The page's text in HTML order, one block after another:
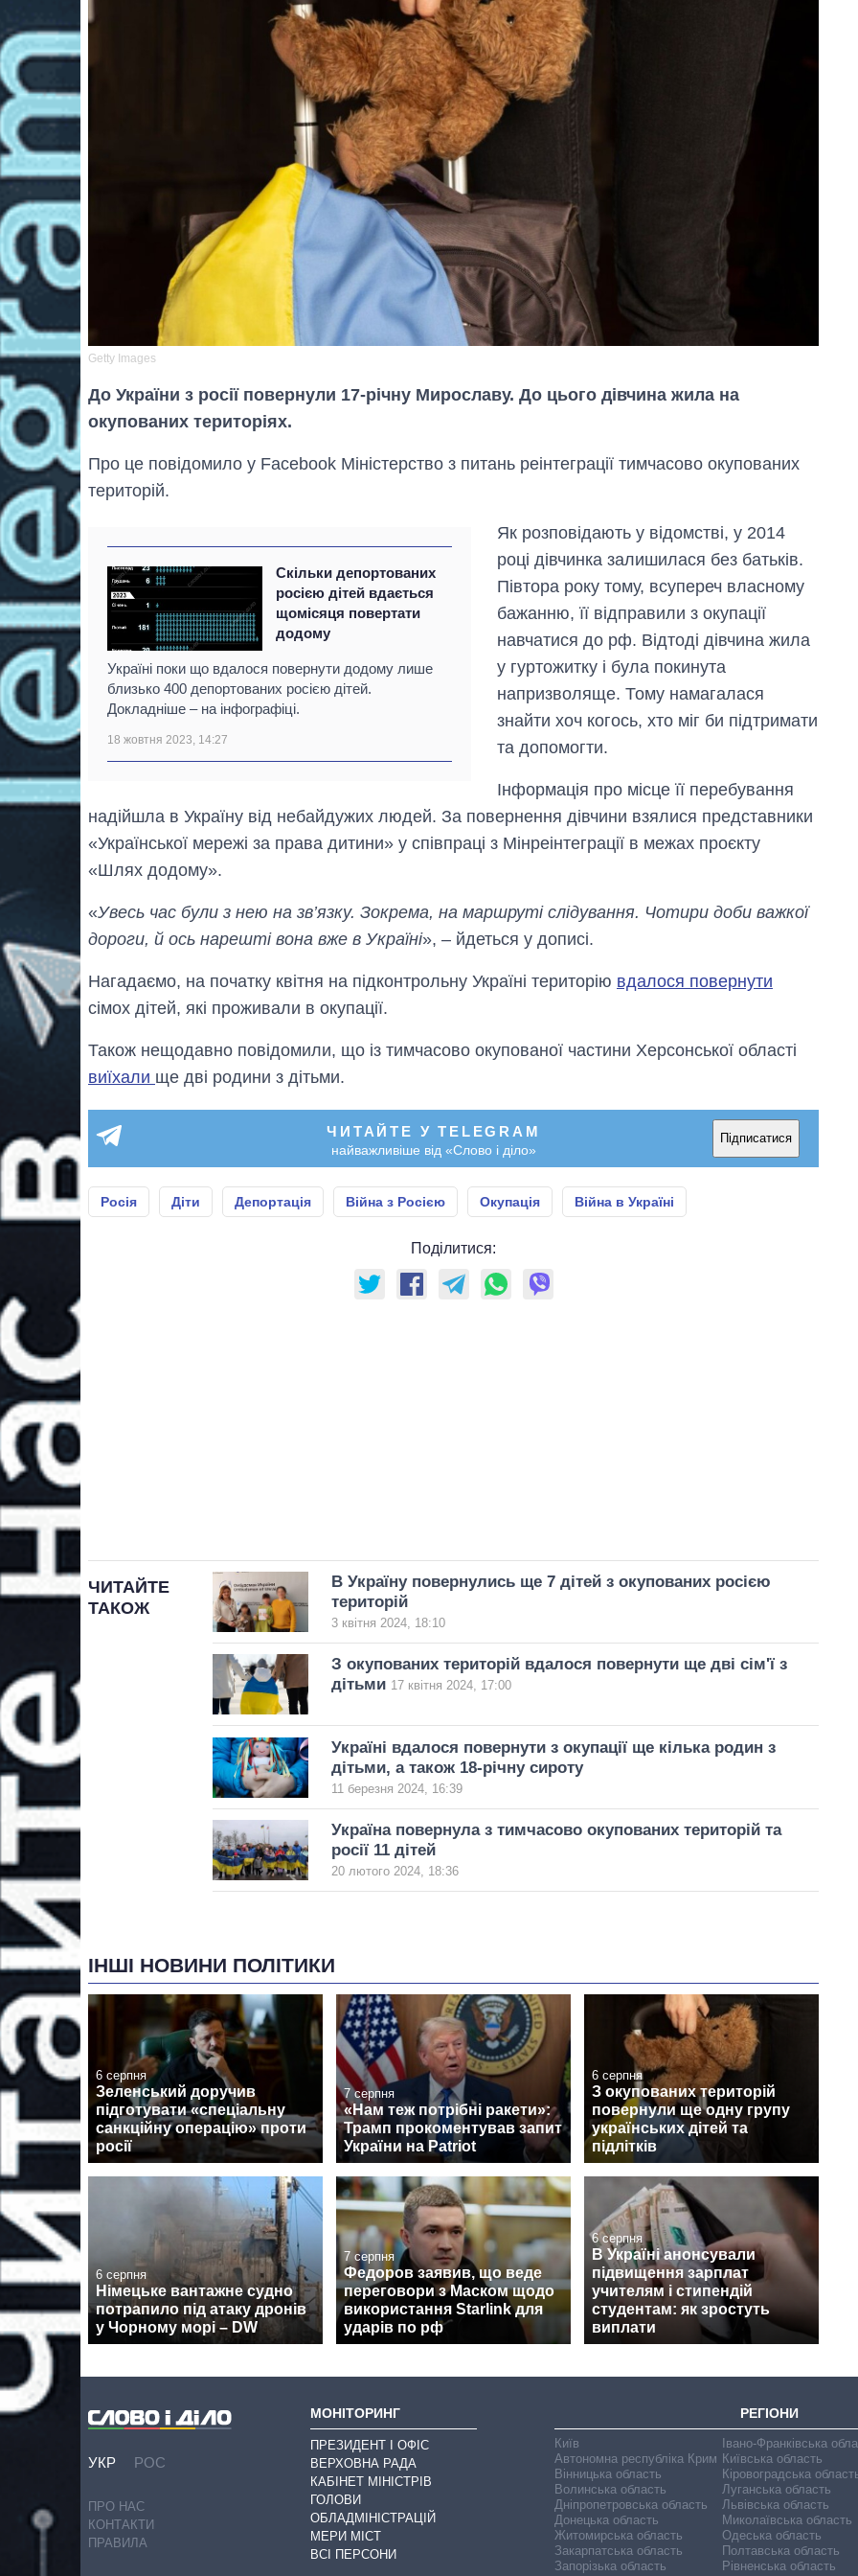
Getty Images
До України з росії повернули 17-річну Мирославу. До цього дівчина жила на
окупованих територіях.
Про це повідомило у Facebook Міністерство з питань реінтеграції тимчасово окупованих
територій.
Скільки депортованих
росією дітей вдається
щомісяця повертати
додому
Україні поки що вдалося повернути додому лише
близько 400 депортованих росією дітей.
Докладніше – на інфографіці.
18 жовтня 2023, 14:27
Як розповідають у відомстві, у 2014
році дівчинка залишилася без батьків.
Півтора року тому, всупереч власному
бажанню, її відправили з окупації
навчатися до рф. Відтоді дівчина жила
у гуртожитку і була покинута
напризволяще. Тому намагалася
знайти хоч когось, хто міг би підтримати
та допомогти.
Інформація про місце її перебування
надійшла в Україну від небайдужих людей. За повернення дівчини взялися представники
«Української мережі за права дитини» у співпраці з Мінреінтеграції в межах проєкту
«Шлях додому».
«Увесь час були з нею на зв’язку. Зокрема, на маршруті слідування. Чотири доби важкої
дороги, й ось нарешті вона вже в Україні», – йдеться у дописі.
Нагадаємо, на початку квітня на підконтрольну Україні територію вдалося повернути
сімох дітей, які проживали в окупації.
Також нещодавно повідомили, що із тимчасово окупованої частини Херсонської області
виїхали ще дві родини з дітьми.
ЧИТАЙТЕ У TELEGRAM
найважливіше від «Слово і діло»
Підписатися
Росія Діти Депортація Війна з Росією Окупація Війна в Україні
Поділитися:
ЧИТАЙТЕ
ТАКОЖ
В Україну повернулись ще 7 дітей з окупованих росією
територій
3 квітня 2024, 18:10
З окупованих територій вдалося повернути ще дві сім'ї з
дітьми 17 квітня 2024, 17:00
Україні вдалося повернути з окупації ще кілька родин з
дітьми, а також 18-річну сироту
11 березня 2024, 16:39
Україна повернула з тимчасово окупованих територій та
росії 11 дітей
20 лютого 2024, 18:36
ІНШІ НОВИНИ ПОЛІТИКИ
6 серпня
Зеленський доручив
підготувати «спеціальну
санкційну операцію» проти
росії
7 серпня
«Нам теж потрібні ракети»:
Трамп прокоментував запит
України на Patriot
6 серпня
З окупованих територій
повернули ще одну групу
українських дітей та
підлітків
6 серпня
Німецьке вантажне судно
потрапило під атаку дронів
у Чорному морі – DW
7 серпня
Федоров заявив, що веде
переговори з Маском щодо
використання Starlink для
ударів по рф
6 серпня
В Україні анонсували
підвищення зарплат
учителям і стипендій
студентам: як зростуть
виплати
гігантів: скільки
коштують і
заробляють
OpenAI та
УКР РОС
ПРО НАС
КОНТАКТИ
ПРАВИЛА
МОНІТОРИНГ
ПРЕЗИДЕНТ І ОФІС
ВЕРХОВНА РАДА
КАБІНЕТ МІНІСТРІВ
ГОЛОВИ
ОБЛАДМІНІСТРАЦІЙ
МЕРИ МІСТ
ВСІ ПЕРСОНИ
РЕГІОНИ
Київ
Автономна республіка Крим
Вінницька область
Волинська область
Дніпропетровська область
Донецька область
Житомирська область
Закарпатська область
Запорізька область
Івано-Франківська
Київська область
Кіровоградська
Луганська область
Львівська область
Миколаївська область
Одеська область
Полтавська область
Рівненська область